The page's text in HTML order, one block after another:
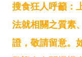
搜食狂人呼籲：
法就相關之質素
證，敬請留意。